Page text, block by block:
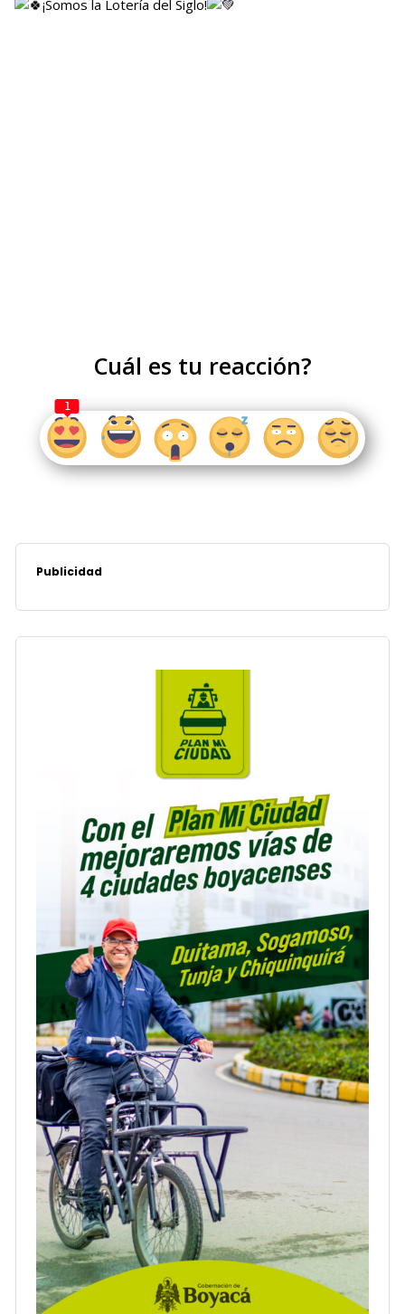
¡Somos la Lotería del Siglo!
Cuál es tu reacción?
1
Publicidad